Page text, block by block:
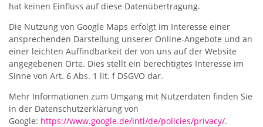
hat keinen Einfluss auf diese Datenübertragung.
Die Nutzung von Google Maps erfolgt im Interesse einer
ansprechenden Darstellung unserer Online-Angebote und an
einer leichten Auffindbarkeit der von uns auf der Website
angegebenen Orte. Dies stellt ein berechtigtes Interesse im
Sinne von Art. 6 Abs. 1 lit. f DSGVO dar.
Mehr Informationen zum Umgang mit Nutzerdaten finden Sie
in der Datenschutzerklärung von
Google: https://www.google.de/intl/de/policies/privacy/.